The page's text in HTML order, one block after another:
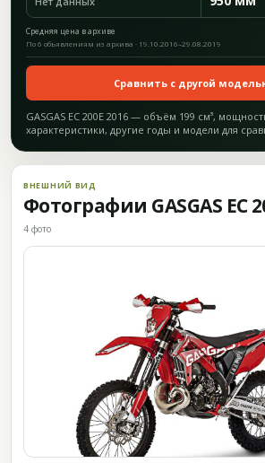
Средняя цена в архиве
По 6 объявлениям из архива · 19.10.2016–29.08.2019
Сравнить с другой
GASGAS EC 200E 2016 — объём 199 см³,
характеристики, другие годы и модели для
ВНЕШНИЙ ВИД
Фотографии GASGAS EC
4 фото